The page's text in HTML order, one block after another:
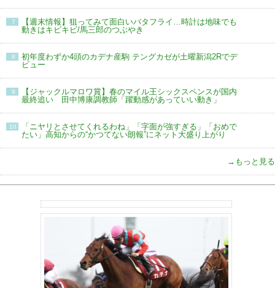
7
【週末情報】狙ってみて面白いバタフライ…時計は地味でも
動きはキビキビ/馬三郎のつぶやき
8
初年度わずか4頭のカデナ産駒 テングカゼが土曜新潟2Rでデ
ビュー
9
【ジャックルマロワ賞】春のマイル王シックスペンスが国内
最終追い 田中博康調教師「躍動感があっていい動き」
10
「ニヤリとさせてくれるわね」「字面が強すぎる」「おめで
たい」高知からの“かつてない朗報”にネット大盛り上がり
→もっと見る